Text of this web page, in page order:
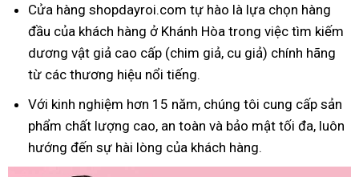
Cửa hàng shopdayroi.com tự hào là lựa chọn hàng
đầu của khách hàng ở Khánh Hòa trong việc tìm kiếm
dương vật giả cao cấp (chim giả, cu giả) chính hãng
từ các thương hiệu nổi tiếng.
Với kinh nghiệm hơn 15 năm, chúng tôi cung cấp sản
phẩm chất lượng cao, an toàn và bảo mật tối đa, luôn
hướng đến sự hài lòng của khách hàng.